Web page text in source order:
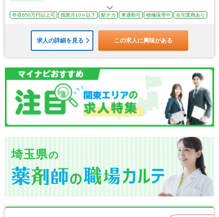
年収650万円以上可 残業月10ｈ以下 駅チカ 車通勤可 積極採用中 在宅業務あり
求人の詳細を見る この求人に興味がある
埼玉県の